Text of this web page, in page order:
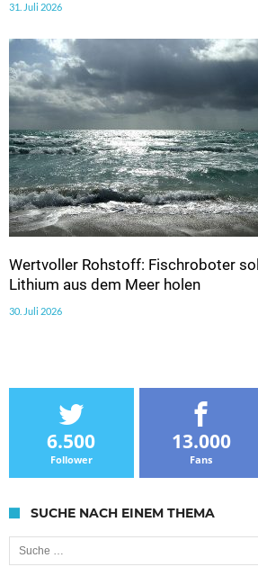
31. Juli 2026
Wertvoller Rohstoff: Fischroboter
Lithium aus dem Meer holen
30. Juli 2026
6.500
Follower
13.000
Fans
SUCHE NACH EINEM THEMA
Suche nach: